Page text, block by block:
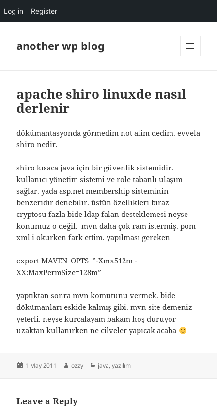
Log in Register
another wp blog
apache shiro linuxde nasıl
derlenir
dökümantasyonda görmedim not alim dedim. evvela
shiro nedir.
shiro kısaca java için bir güvenlik sistemidir.
kullanıcı yönetim sistemi ve role tabanlı ulaşım
sağlar. yada asp.net membership sisteminin
benzeridir denebilir. üstün özellikleri biraz
cryptosu fazla bide ldap falan desteklemesi neyse
konumuz o değil. mvn daha çok ram istermiş. pom
xml i okurken fark ettim. yapılması gereken
export MAVEN_OPTS=”-Xmx512m -
XX:MaxPermSize=128m”
yaptıktan sonra mvn komutunu vermek. bide
dökümanları eskide kalmış gibi. mvn site demeniz
yeterli. neyse kurcalayam bakam hoş duruyor
uzaktan kullanırken ne cilveler yapıcak acaba
Posted
1 May 2011 Author
ozzy Categories
java,yazılım
Leave a Reply